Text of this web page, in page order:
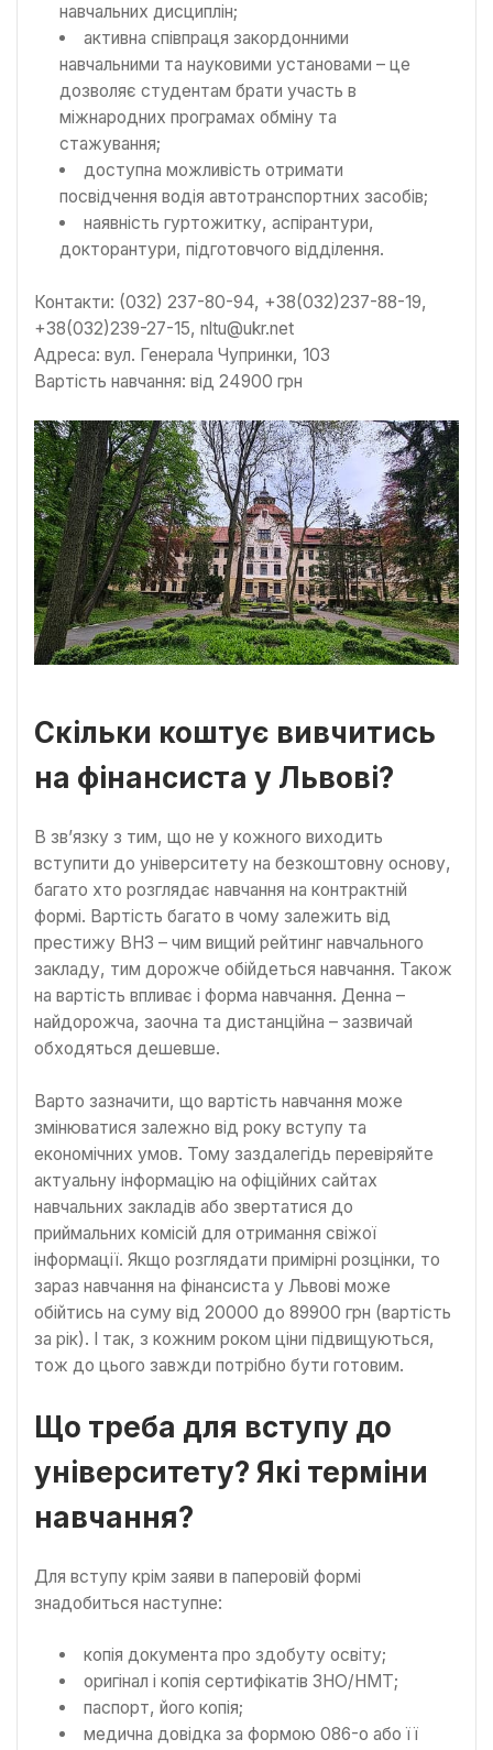
навчальних дисциплін;
активна співпраця закордонними
навчальними та науковими установами – це
дозволяє студентам брати участь в
міжнародних програмах обміну та
стажування;
доступна можливість отримати
посвідчення водія автотранспортних засобів;
наявність гуртожитку, аспірантури,
докторантури, підготовчого відділення.
Контакти: (032) 237-80-94, +38(032)237-88-19,
+38(032)239-27-15, nltu@ukr.net
Адреса: вул. Генерала Чупринки, 103
Вартість навчання: від 24900 грн
Скільки коштує вивчитись
на фінансиста у Львові?
В зв’язку з тим, що не у кожного виходить
вступити до університету на безкоштовну основу,
багато хто розглядає навчання на контрактній
формі. Вартість багато в чому залежить від
престижу ВНЗ – чим вищий рейтинг навчального
закладу, тим дорожче обійдеться навчання. Також
на вартість впливає і форма навчання. Денна –
найдорожча, заочна та дистанційна – зазвичай
обходяться дешевше.
Варто зазначити, що вартість навчання може
змінюватися залежно від року вступу та
економічних умов. Тому заздалегідь перевіряйте
актуальну інформацію на офіційних сайтах
навчальних закладів або звертатися до
приймальних комісій для отримання свіжої
інформації. Якщо розглядати примірні розцінки, то
зараз навчання на фінансиста у Львові може
обійтись на суму від 20000 до 89900 грн (вартість
за рік). І так, з кожним роком ціни підвищуються,
тож до цього завжди потрібно бути готовим.
Що треба для вступу до
університету? Які терміни
навчання?
Для вступу крім заяви в паперовій формі
знадобиться наступне:
копія документа про здобуту освіту;
оригінал і копія сертифікатів ЗНО/НМТ;
паспорт, його копія;
медична довідка за формою 086-о або її